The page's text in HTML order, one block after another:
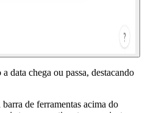
data chega ou passa, destacando
barra de ferramentas acima do